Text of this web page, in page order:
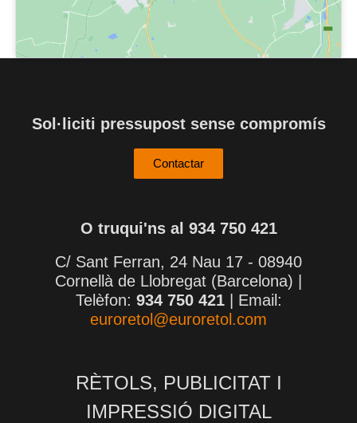
Sol·liciti pressupost sense compromís
Contactar
O truqui'ns al 934 750 421
C/ Sant Ferran, 24 Nau 17 - 08940
Cornellà de Llobregat (Barcelona) |
Telèfon: 934 750 421| Email:
euroretol@euroretol.com
RÈTOLS, PUBLICITAT I
IMPRESSIÓ DIGITAL